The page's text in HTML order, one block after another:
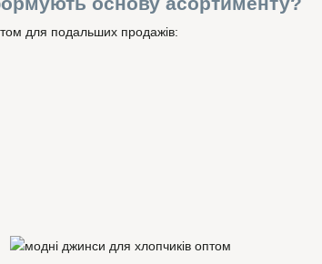
для подальших продажів: